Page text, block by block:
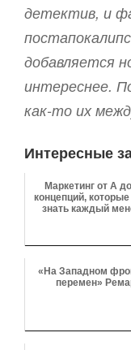
детектив, и
добавляется
интереснее.
как-то их
Интересные
Маркетинг от А
концепций,
знать каждый
«На Западном
перемен»